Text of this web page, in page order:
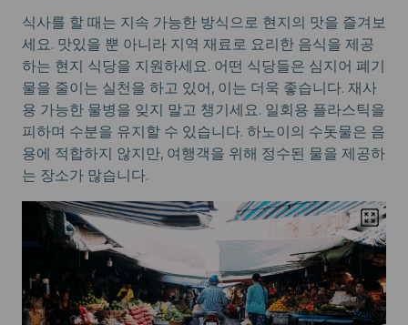
식사를 할 때는 지속 가능한 방식으로 현지의 맛을 즐겨보
세요. 맛있을 뿐 아니라 지역 재료로 요리한 음식을 제공
하는 현지 식당을 지원하세요. 어떤 식당들은 심지어 폐기
물을 줄이는 실천을 하고 있어, 이는 더욱 좋습니다. 재사
용 가능한 물병을 잊지 말고 챙기세요. 일회용 플라스틱을
피하며 수분을 유지할 수 있습니다. 하노이의 수돗물은 음
용에 적합하지 않지만, 여행객을 위해 정수된 물을 제공하
는 장소가 많습니다.